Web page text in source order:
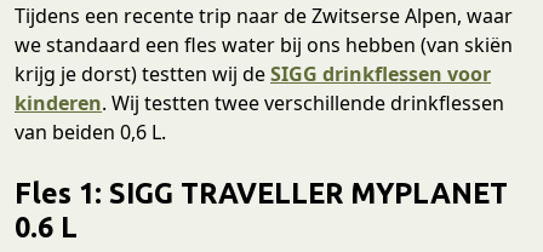
Tijdens een recente trip naar de Zwitserse Alpen, waar
we standaard een fles water bij ons hebben (van skiën
krijg je dorst) testten wij deSIGG drinkflessen voor
kinderen. Wij testten twee verschillende drinkflessen
van beiden 0,6 L.
Fles 1: SIGG TRAVELLER MYPLANET
0.6 L